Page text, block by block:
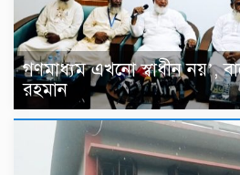
গণমাধ্যম এখনো স্বাধীন নয়’,
রহমান